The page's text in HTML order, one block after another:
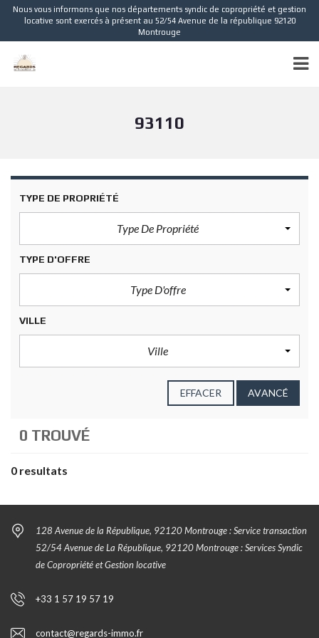
Nous vous informons que nos départements syndic de copropriété et gestion
locative sont exercés à présent au 52/54 Avenue de la république 92120
Montrouge
93110
TYPE DE PROPRIÉTÉ
Type De Propriété
TYPE D'OFFRE
Type D'offre
VILLE
Ville
EFFACER AVANCÉ
0 TROUVÉ
0 resultats
128 Avenue de la République, 92120 Montrouge : Service transaction
52/54 Avenue de La République, 92120 Montrouge : Services Syndic
de Copropriété et Gestion locative
+33 1 57 19 57 19
contact@regards-immo.fr